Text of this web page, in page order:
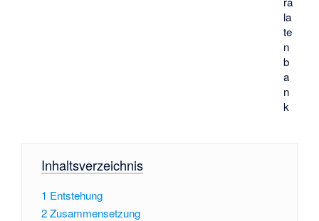
la
te
n
b
a
n
k
Inhaltsverzeichnis
1 Entstehung
2Zusammensetzung